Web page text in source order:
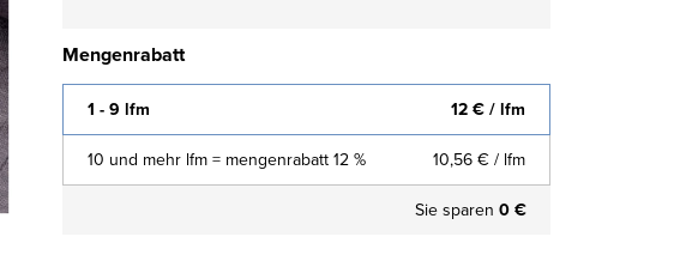
Mengenrabatt
1 - 9 lfm 12 €/ lfm
10 und mehr lfm = mengenrabatt 12 % 10,56 € / lfm
Sie sparen 0 €